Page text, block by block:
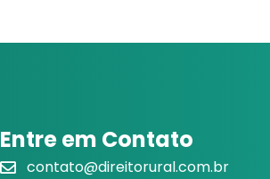
Entre em Contato
contato@direitorural.com.br